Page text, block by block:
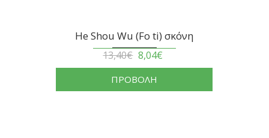
He Shou Wu (Fo ti) σκόνη
13,40€ 8,04€
ΠΡΟΒΟΛΗ